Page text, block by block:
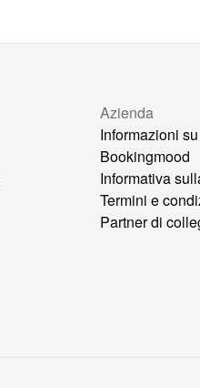
Azienda
Informazioni su
Bookingmood
Informativa
Termini e
Partner di